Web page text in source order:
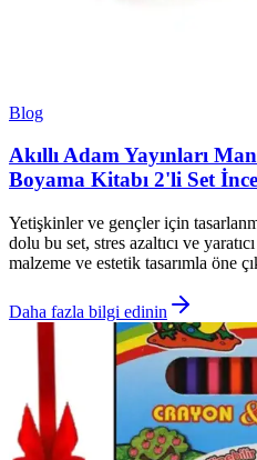
Blog
Akıllı Adam Yayınları
Boyama Kitabı 2'li Set
Yetişkinler ve gençler için
dolu bu set, stres azaltıcı ve
malzeme ve estetik tasarımla öne
Daha fazla bilgi edinin